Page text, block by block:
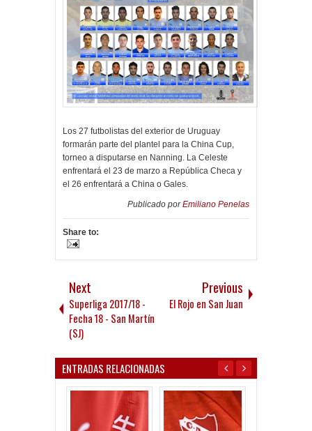
Los 27 futbolistas del exterior de Uruguay
formarán parte del plantel para la China Cup,
torneo a disputarse en Nanning. La Celeste
enfrentará el 23 de marzo a República Checa y
el 26 enfrentará a China o Gales.
Publicado porEmiliano Penelas
Share to:
Next
Superliga 2017/18 -
Fecha 18 - San Martín
(SJ)
Previous
El Rojo en San Juan
ENTRADAS RELACIONADAS